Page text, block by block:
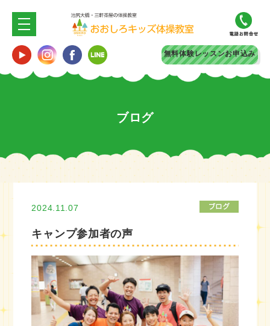
無料体験レッスンお申込み
ブログ
2024.11.07
キャンプ参加者の声